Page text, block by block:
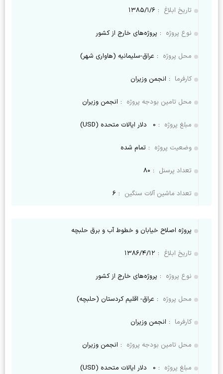
تاریخ ابلاغ : ۱۳۸۵/۱/۶
نوع پروژه : پروژه‌های خارج از کشور
محل پروژه : عراق-سلیمانیه (هاواری شهر)
کارفرما : انجمن وزیران
محل تامین بودجه پروژه : انجمن وزیران
مبلغ پروژه :
0 دلار ایالات متحده (USD)
وضعیت پروژه : تمام شده
تعداد پرسنل :
80
تعداد ماشین آلات سنگین :
6
پروژه اصلاح خیابان و خطوط آب و برق حلبچه
تاریخ ابلاغ : ۱۳۸۶/۴/۱۲
نوع پروژه : پروژه‌های خارج از کشور
محل پروژه : عراق- اقلیم کردستان (حلبچه)
کارفرما : انجمن وزیران
محل تامین بودجه پروژه : انجمن وزیران
مبلغ پروژه :
0 دلار ایالات متحده (USD)